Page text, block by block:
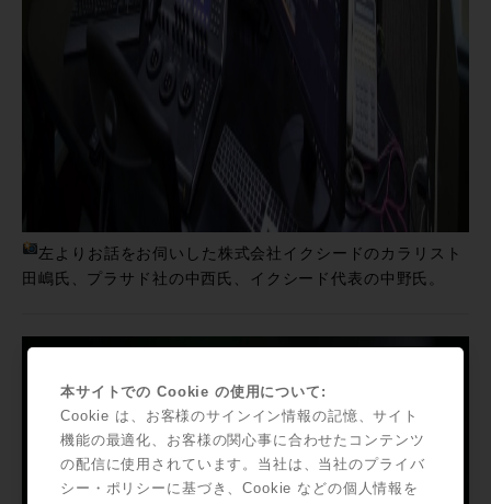
左よりお話をお伺いした株式会社イクシードのカラリスト
田嶋氏、プラサド社の中西氏、イクシード代表の中野氏。
本サイトでの Cookie の使用について:
Cookie は、お客様のサインイン情報の記憶、サイト
機能の最適化、お客様の関心事に合わせたコンテンツ
の配信に使用されています。当社は、当社のプライバ
シー・ポリシーに基づき、Cookie などの個人情報を